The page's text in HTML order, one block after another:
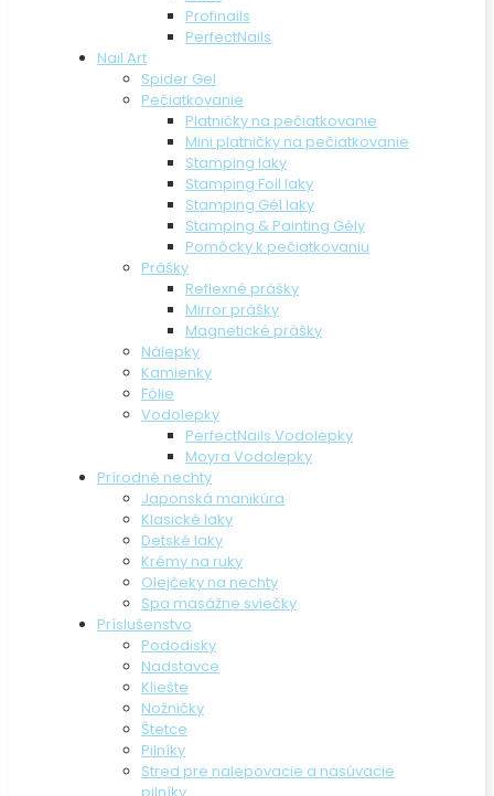
Profinails
PerfectNails
Nail Art
Spider Gel
Pečiatkovanie
Platničky na pečiatkovanie
Mini platničky na pečiatkovanie
Stamping laky
Stamping Foil laky
Stamping Gél laky
Stamping & Painting Gély
Pomôcky k pečiatkovaniu
Prášky
Reflexné prášky
Mirror prášky
Magnetické prášky
Nálepky
Kamienky
Fólie
Vodolepky
PerfectNails Vodolepky
Moyra Vodolepky
Prírodné nechty
Japonská manikúra
Klasické laky
Detské laky
Krémy na ruky
Olejčeky na nechty
Spa masážne sviečky
Príslušenstvo
Pododisky
Nadstavce
Kliešte
Nožničky
Štetce
Pilníky
Stred pre nalepovacie a nasúvacie
pilníky